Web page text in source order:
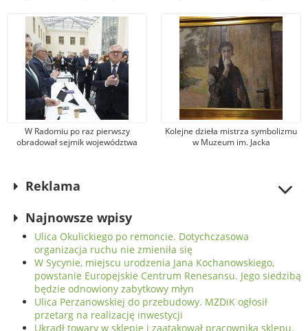
W Radomiu po raz pierwszy
obradował sejmik województwa
Kolejne dzieła mistrza symbolizmu
w Muzeum im. Jacka
Reklama
Najnowsze wpisy
Ulica Okulickiego po remoncie. Dotychczasowa
organizacja ruchu nie zmieniła się
W Sycynie, miejscu urodzenia Jana Kochanowskiego,
powstanie Europejskie Centrum Renesansu. Jego siedzibą
będzie odnowiony zabytkowy młyn
Ulica Perzanowskiej do przebudowy. MZDiK ogłosił
przetarg na realizację inwestycji
Ukradł towary w sklepie i zaatakował pracownika sklepu.